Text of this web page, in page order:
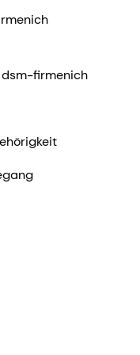
firmenich